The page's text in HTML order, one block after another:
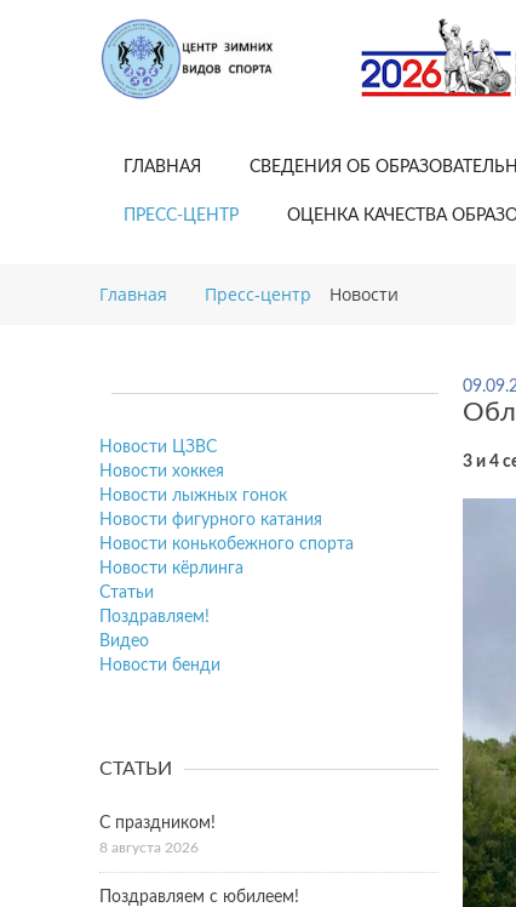
ГЛАВНАЯ СВЕДЕНИЯ ОБ
ПРЕСС-ЦЕНТР ОЦЕНКА КАЧЕСТВА
Главная Пресс-центр Новости
3 и 4
Новости ЦЗВС
Новости хоккея
Новости лыжных гонок
Новости фигурного катания
Новости конькобежного спорта
Новости кёрлинга
Статьи
Поздравляем!
Видео
Новости бенди
СТАТЬИ
С праздником!
8 августа 2026
Поздравляем с юбилеем!